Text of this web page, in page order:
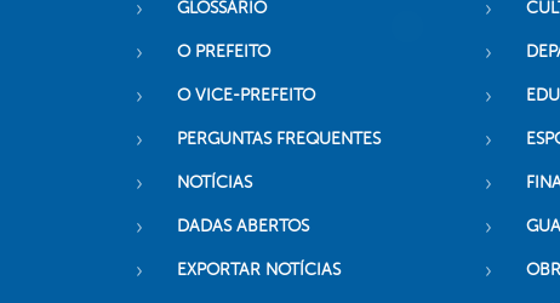
GLOSSÁRIO
O PREFEITO
O VICE-PREFEITO
PERGUNTAS FREQUENTES
NOTÍCIAS
DADAS ABERTOS
EXPORTAR NOTÍCIAS